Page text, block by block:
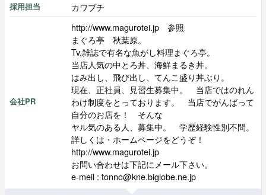
採用担当 カワブチ
会社PR
http://www.magurotei.jp 参照
まぐろ亭 秋葉原。
Tv,雑誌で有名な魚がし料理まぐろ亭。
当店人気の中とろ丼、海鮮まるき丼。
はみ出し、飛び出し、てんこ盛り丼ぶり。
現在、正社員、見習生募集中。 当店ではのれん
わけ制度をとっております。 当店でがんばって
自分のお店を！ そんな
ヤル気のある人、募集中。 学歴経験性別不問。
詳しくは・ホームページをどうぞ！
http://www.magurotei.jp
お問い合わせは下記にメール下さい。
e-meil : tonno@kne.biglobe.ne.jp